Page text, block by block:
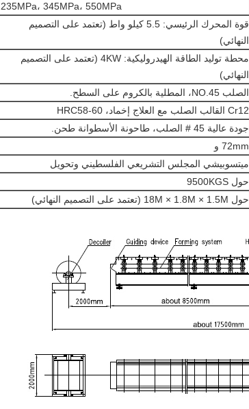
235MPa، 345MPa، 550MPa.
قوة المحرك الرئيسي: 5.5 كيلو واط (تعتمد على التصميم
النهائي)
محطة توليد الطاقة الهيدروليكية: 4KW (تعتمد على التصميم
النهائي)
الصلب NO.45، المطلية بالكروم على السطح.
Cr12 القالب الصلب مع العلاج إخماد، HRC58-60
جودة عالية 45 # الصلب، طاحونة الأسطوانة طحن.
72mm و
ميتسوبيشي المجلس التشريعي الفلسطيني وتحويل
حول 9500KGS
حول 18M × 1.8M × 1.5M (تعتمد على التصميم النهائي)